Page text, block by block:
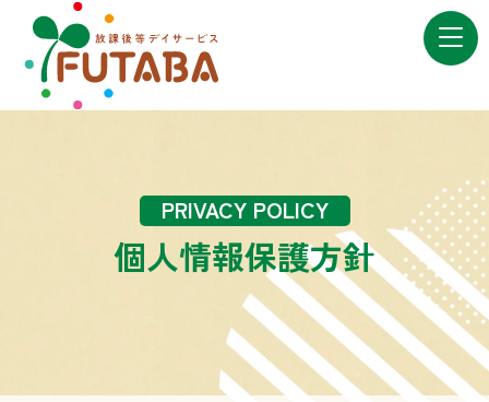
PRIVACY POLICY
個人情報保護方針